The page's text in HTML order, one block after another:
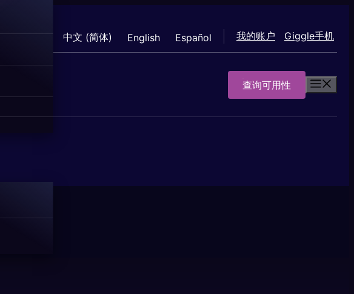
中文 (简体) English Español 我的账户 Giggle手机
查询可用性